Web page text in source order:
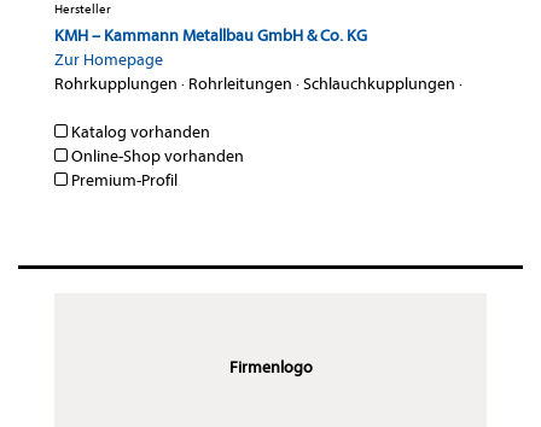
Hersteller
KMH – Kammann Metallbau GmbH & Co. KG
Zur Homepage
Rohrkupplungen · Rohrleitungen ·Schlauchkupplungen ·
Katalog vorhanden
Online-Shop vorhanden
Premium-Profil
Firmenlogo